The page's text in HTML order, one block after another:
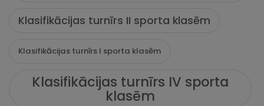
Klasifikācijas turnīrs II sporta klasēm
Klasifikācijas turnīrs I sporta klasēm
Klasifikācijas turnīrs IV sporta
klasēm